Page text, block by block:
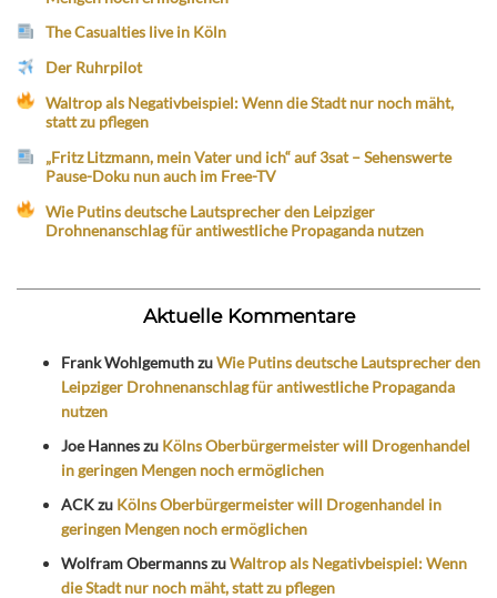
The Casualties live in Köln
Der Ruhrpilot
Waltrop als Negativbeispiel: Wenn die Stadt nur noch mäht,
statt zu pflegen
„Fritz Litzmann, mein Vater und ich“ auf 3sat – Sehenswerte
Pause-Doku nun auch im Free-TV
Wie Putins deutsche Lautsprecher den Leipziger
Drohnenanschlag für antiwestliche Propaganda nutzen
Aktuelle Kommentare
Frank WohlgemuthzuWie Putins deutsche Lautsprecher den
Leipziger Drohnenanschlag für antiwestliche Propaganda
nutzen
Joe Hanneszu Kölns Oberbürgermeister will Drogenhandel
in geringen Mengen noch ermöglichen
ACKzu Kölns Oberbürgermeister will Drogenhandel in
geringen Mengen noch ermöglichen
Wolfram ObermannszuWaltrop als Negativbeispiel: Wenn
die Stadt nur noch mäht, statt zu pflegen